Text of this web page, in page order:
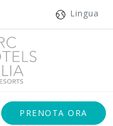
Lingua
PRENOTA ORA